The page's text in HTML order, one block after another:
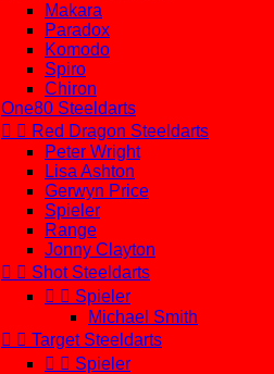
Makara
Paradox
Komodo
Spiro
Chiron
One80 Steeldarts
  Red Dragon Steeldarts
Peter Wright
Lisa Ashton
Gerwyn Price
Spieler
Range
Jonny Clayton
  Shot Steeldarts
  Spieler
Michael Smith
  Target Steeldarts
  Spieler